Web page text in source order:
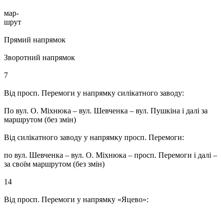
мар-
шрут
Прямий напрямок
Зворотний напрямок
7
Від просп. Перемоги у напрямку cилікатного заводу:
По вул. О. Міхнюка – вул. Шевченка – вул. Пушкіна і далі за
маршрутом (без змін)
Від силікатного заводу у напрямку просп. Перемоги:
по вул. Шевченка – вул. О. Міхнюка – просп. Перемоги і далі –
за своїм маршрутом (без змін)
14
Від просп. Перемоги у напрямку «Яцево»: